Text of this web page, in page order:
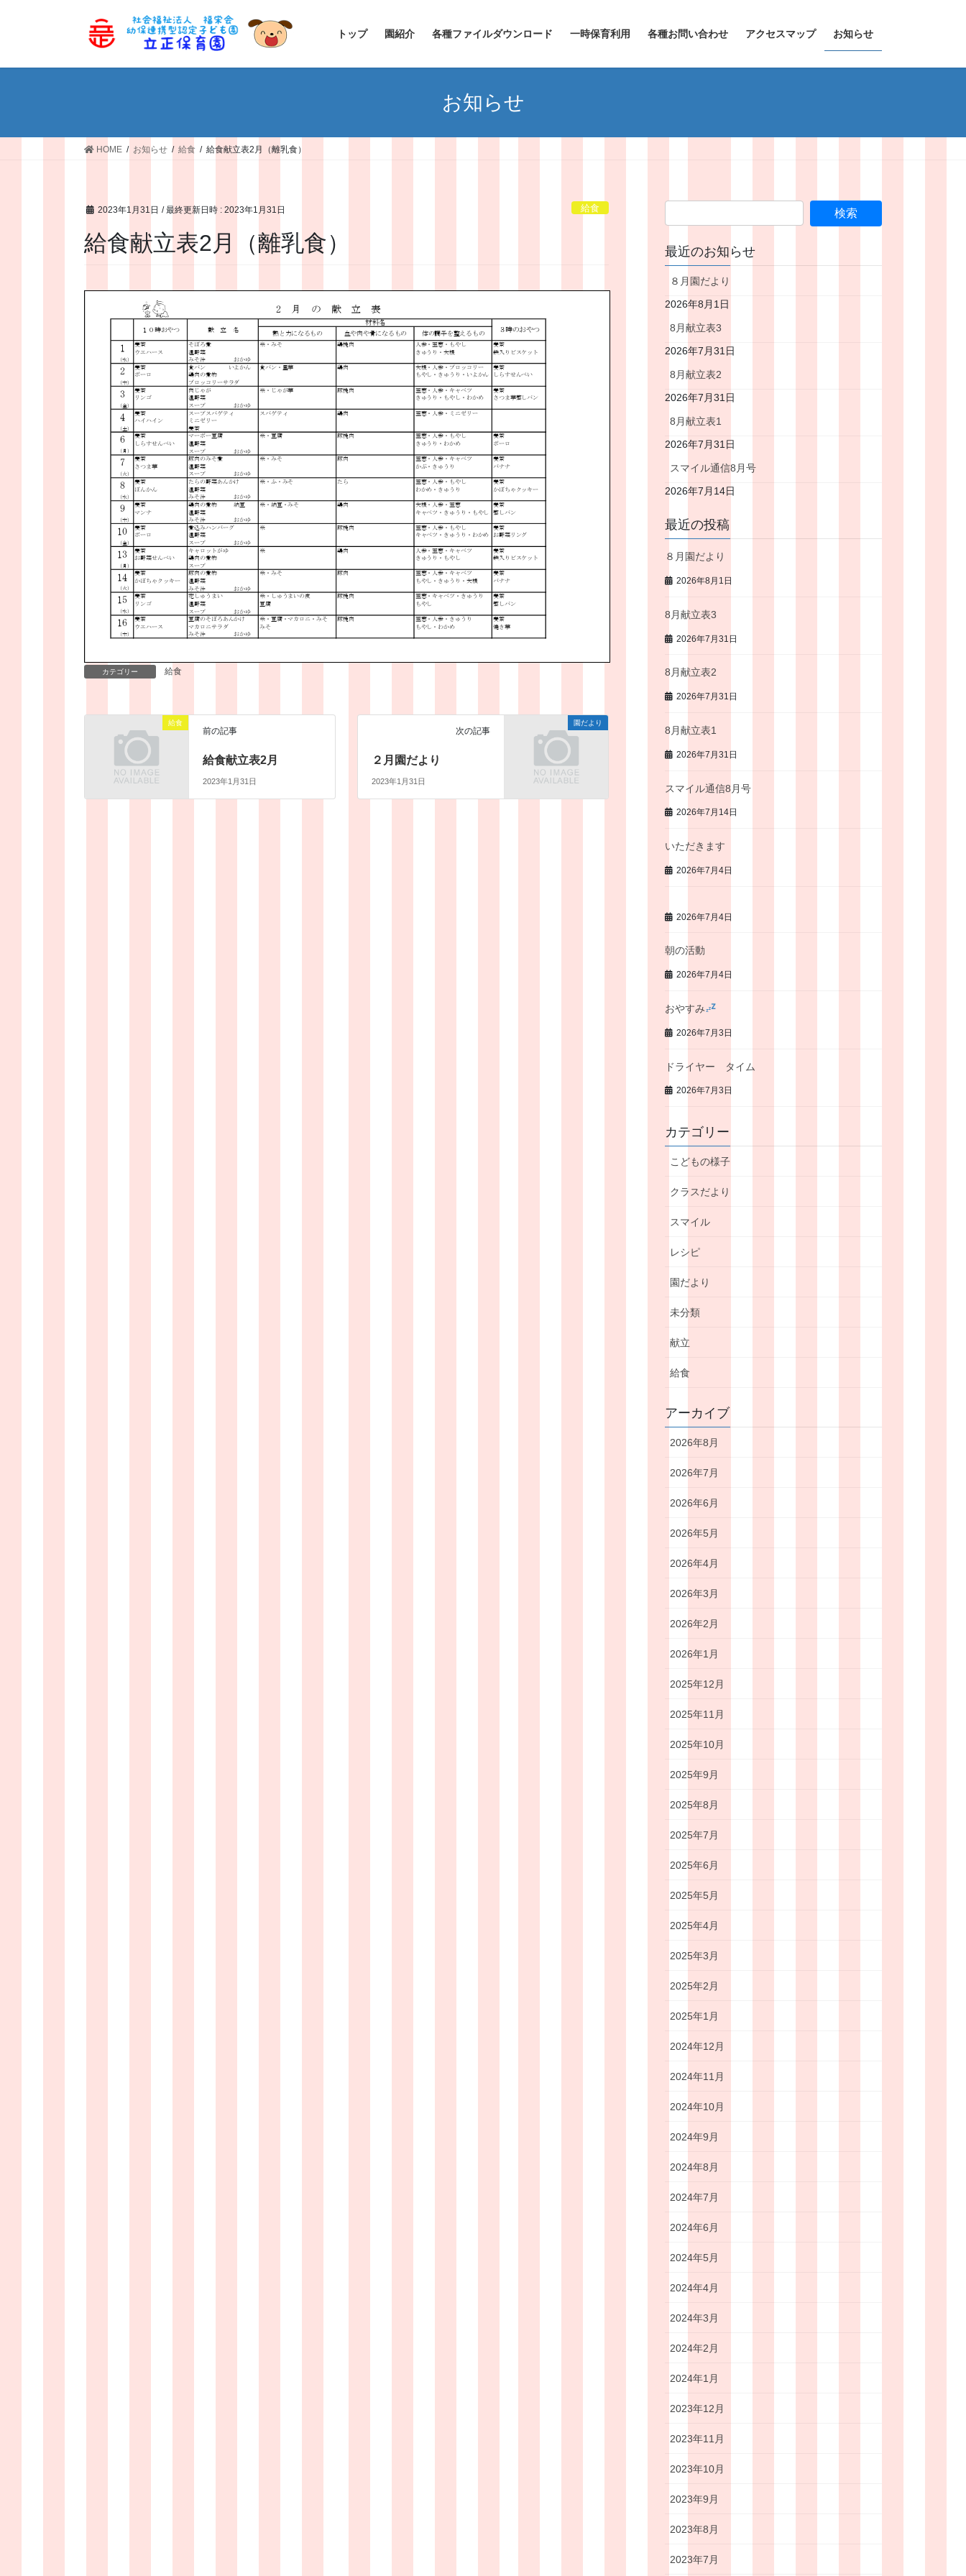
トップ 園紹介 各種ファイルダウンロード 一時保育利用 各種お問い合わせ アクセスマップ お知らせ
お知らせ
HOME お知らせ 給食 給食献立表2月（離乳食）
2023年1月31日 / 最終更新日時 : 2023年1月31日 給食
給食献立表2月（離乳食）
カテゴリー 給食
給食
前の記事
給食献立表2月
2023年1月31日
園だより
次の記事
２月園だより
2023年1月31日
最近のお知らせ
８月園だより
2026年8月1日
8月献立表3
2026年7月31日
8月献立表2
2026年7月31日
8月献立表1
2026年7月31日
スマイル通信8月号
2026年7月14日
最近の投稿
８月園だより
2026年8月1日
8月献立表3
2026年7月31日
8月献立表2
2026年7月31日
8月献立表1
2026年7月31日
スマイル通信8月号
2026年7月14日
いただきます
2026年7月4日
2026年7月4日
朝の活動
2026年7月4日
おやすみ
2026年7月3日
ドライヤー タイム
2026年7月3日
カテゴリー
こどもの様子
クラスだより
スマイル
レシピ
園だより
未分類
献立
給食
アーカイブ
2026年8月
2026年7月
2026年6月
2026年5月
2026年4月
2026年3月
2026年2月
2026年1月
2025年12月
2025年11月
2025年10月
2025年9月
2025年8月
2025年7月
2025年6月
2025年5月
2025年4月
2025年3月
2025年2月
2025年1月
2024年12月
2024年11月
2024年10月
2024年9月
2024年8月
2024年7月
2024年6月
2024年5月
2024年4月
2024年3月
2024年2月
2024年1月
2023年12月
2023年11月
2023年10月
2023年9月
2023年8月
2023年7月